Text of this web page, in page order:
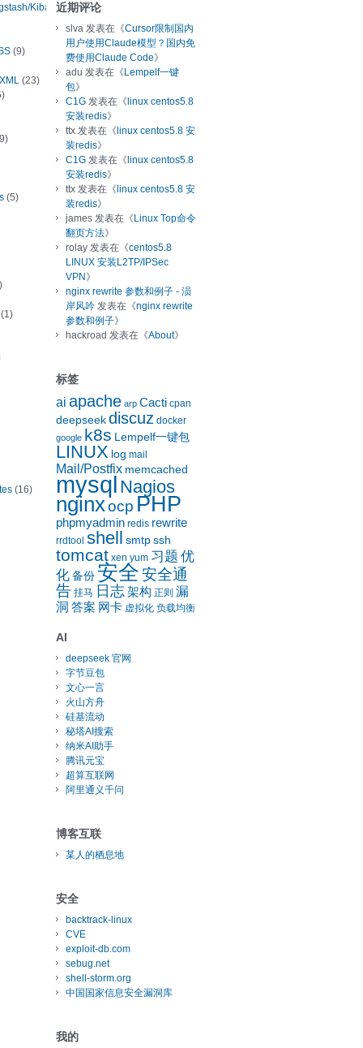
Kibana
(9)
(23)
(5)
(16)
近期评论
slva 发表在《Cursor限制国内
用户使用Claude模型？国内免
费使用Claude Code》
adu 发表在《 Lempelf一键
包》
C1G 发表在《 linux centos5.8
安装redis》
ttx 发表在《 linux centos5.8 安
装redis》
C1G 发表在《 linux centos5.8
安装redis》
ttx 发表在《 linux centos5.8 安
装redis》
james 发表在《 Linux Top命令
翻页方法》
rolay 发表在《centos5.8
LINUX 安装L2TP/IPSec
VPN 》
nginx rewrite 参数和例子 - 涢
岸风吟 发表在《nginx rewrite
参数和例子》
hackroad 发表在《About》
标签
ai apache arp Cacti cpan
deepseek discuz docker
google k8s Lempelf一键包
LINUX log mail
Mail/Postfix memcached
mysql Nagios
nginxocp PHP
phpmyadmin redis rewrite
rrdtool shell smtp ssh
tomcat xen yum 习题 优
化 备份 安全安全通
告 挂马 日志架构 正则 漏
洞 答案 网卡 虚拟化 负载均衡
AI
deepseek 官网
字节豆包
文心一言
火山方舟
硅基流动
秘塔AI搜索
纳米AI助手
腾讯元宝
超算互联网
阿里通义千问
博客互联
某人的栖息地
安全
backtrack-linux
CVE
exploit-db.com
sebug.net
shell-storm.org
中国国家信息安全漏洞库
我的